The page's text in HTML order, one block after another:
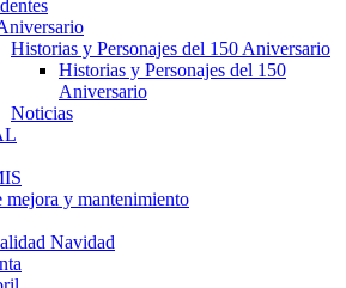
Historias y Personajes del 150 Aniversario
Historias y Personajes del 150
Aniversario
Noticias
mejora y mantenimiento
Navidad